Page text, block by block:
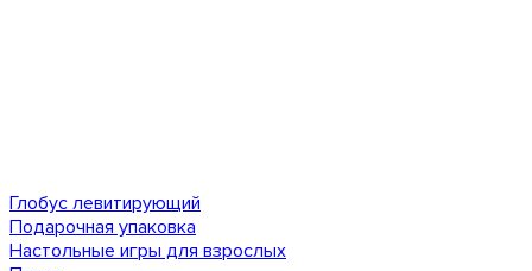
Глобус левитирующий
Подарочная упаковка
Настольные игры для взрослых